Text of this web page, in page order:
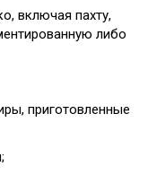
включая пахту,
либо
приготовленные